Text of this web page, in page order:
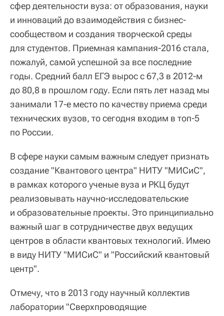
сфер деятельности вуза: от образования, науки
и инноваций до взаимодействия с бизнес-
сообществом и создания творческой среды
для студентов. Приемная кампания-2016 стала,
пожалуй, самой успешной за все последние
годы. Средний балл ЕГЭ вырос с 67,3 в 2012-м
до 80,8 в прошлом году. Если пять лет назад мы
занимали 17-е место по качеству приема среди
технических вузов, то сегодня входим в топ-5
по России.
В сфере науки самым важным следует признать
создание "Квантового центра" НИТУ "МИСиС",
в рамках которого ученые вуза и РКЦ будут
реализовывать научно-исследовательские
и образовательные проекты. Это принципиально
важный шаг в сотрудничестве двух ведущих
центров в области квантовых технологий. Имею
в виду НИТУ "МИСиС" и "Российский квантовый
центр".
Отмечу, что в 2013 году научный коллектив
лаборатории "Сверхпроводящие